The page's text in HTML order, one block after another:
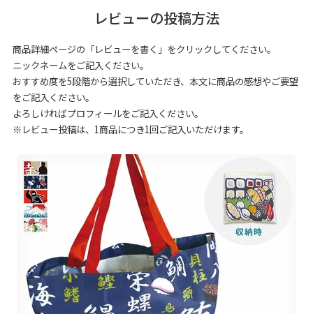
レビューの投稿方法
商品詳細ページの「レビューを書く」をクリックしてください。
ニックネームをご記入ください。
おすすめ度を5段階から選択していただき、本文に商品の感想やご要望
をご記入ください。
よろしければプロフィールをご記入ください。
※レビュー投稿は、1商品につき1回ご記入いただけます。